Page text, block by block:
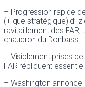
– Progression rapide
(+ que stratégique)
ravitaillement des FAR,
chaudron du Donbass.
– Visiblement prises
FAR répliquent
– Washington annonce